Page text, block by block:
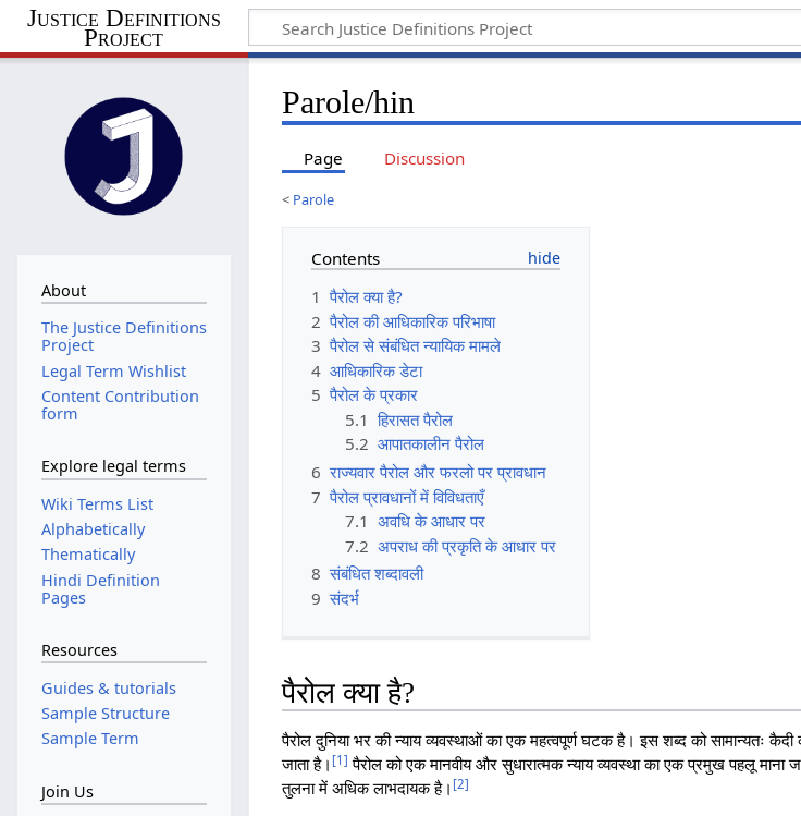
Justice Definitions
Project
Parole/hin
Page Discussion
< Parole
Contents
1 पैरोल क्या है?
2 पैरोल की आधिकारिक परिभाषा
3 पैरोल से संबंधित न्यायिक मामले
4 आधिकारिक डेटा
5 पैरोल के प्रकार
5.1 हिरासत पैरोल
5.2 आपातकालीन पैरोल
6 राज्यवार पैरोल और फरलो पर प्रावधान
7 पैरोल प्रावधानों में विविधताएँ
7.1 अवधि के आधार पर
7.2 अपराध की प्रकृति के आधार पर
8 संबंधित शब्दावली
9 संदर्भ
पैरोल क्या है?
पैरोल दुनिया भर की न्याय व्यवस्थाओं का एक महत्वपूर्ण घटक है। इस शब्द को सामान्यतः
जाता है। [1] पैरोल को एक मानवीय और सुधारात्मक न्याय व्यवस्था का एक प्रमुख पहलू
तुलना में अधिक लाभदायक है। [2]
About
The Justice Definitions
Project
Legal Term Wishlist
Content Contribution
form
Explore legal terms
Wiki Terms List
Alphabetically
Thematically
Hindi Definition
Pages
Resources
Guides & tutorials
Sample Structure
Sample Term
Join Us